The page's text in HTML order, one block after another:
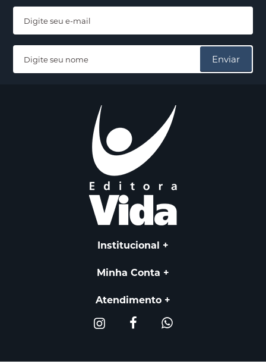
Enviar
Institucional
Minha Conta
Atendimento